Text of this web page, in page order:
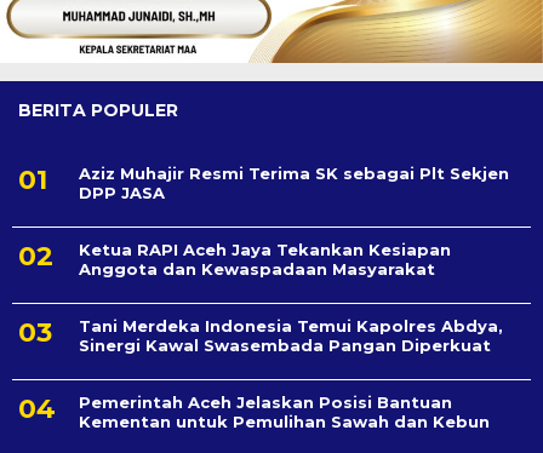
BERITA POPULER
Aziz Muhajir Resmi Terima SK sebagai Plt Sekjen
DPP JASA
Ketua RAPI Aceh Jaya Tekankan Kesiapan
Anggota dan Kewaspadaan Masyarakat
Tani Merdeka Indonesia Temui Kapolres Abdya,
Sinergi Kawal Swasembada Pangan Diperkuat
Pemerintah Aceh Jelaskan Posisi Bantuan
Kementan untuk Pemulihan Sawah dan Kebun